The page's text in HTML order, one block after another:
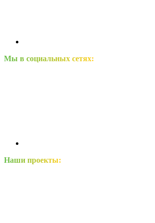
Мы в социальных сетях:
Наши проекты: